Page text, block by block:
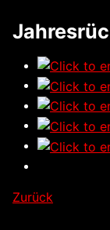
Zurück